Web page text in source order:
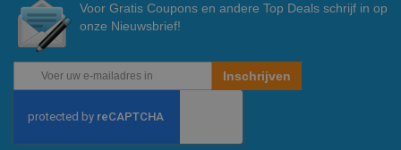
Voor Gratis Coupons en andere Top Deals schrijf in op
onze Nieuwsbrief!
Abonneer
u
onze
nieuwsbrief
Inschrijven